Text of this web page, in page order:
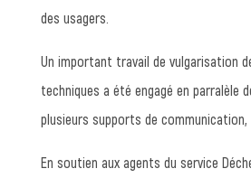
des usagers.
Un important travail de vulgarisation
techniques a été engagé en parralèle
plusieurs supports de communication,
En soutien aux agents du service